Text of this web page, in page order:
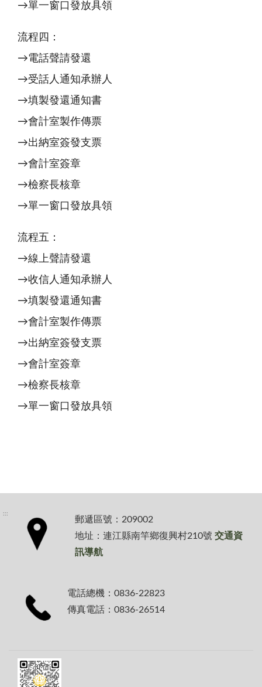
→單一窗口發放具領
流程四：
→電話聲請發還
→受話人通知承辦人
→填製發還通知書
→會計室製作傳票
→出納室簽發支票
→會計室簽章
→檢察長核章
→單一窗口發放具領
流程五：
→線上聲請發還
→收信人通知承辦人
→填製發還通知書
→會計室製作傳票
→出納室簽發支票
→會計室簽章
→檢察長核章
→單一窗口發放具領
:::
郵遞區號：209002
地址：連江縣南竿鄉復興村210號 交通資
訊導航
電話總機：0836-22823
傳真電話：0836-26514